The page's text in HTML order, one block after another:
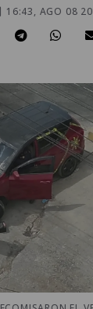
16:43, AGO 08